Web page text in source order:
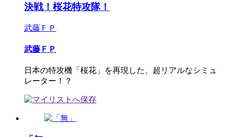
決戦！桜花特攻隊！
武藤ＦＰ
武藤ＦＰ
日本の特攻機「桜花」を再現した、超リアルなシミュ
レーター！？